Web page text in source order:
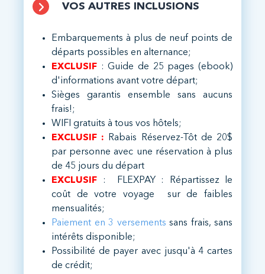
VOS AUTRES INCLUSIONS
Embarquements à plus de neuf points de
départs possibles en alternance;
EXCLUSIF : Guide de 25 pages (ebook)
d'informations avant votre départ;
Sièges garantis ensemble sans aucuns
frais!;
WIFI gratuits à tous vos hôtels;
EXCLUSIF : Rabais Réservez-Tôt de 20$
par personne avec une réservation à plus
de 45 jours du départ
EXCLUSIF
: FLEXPAY : Répartissez le
coût de votre voyage sur de faibles
mensualités;
Paiement en 3 versements sans frais, sans
intérêts disponible;
Possibilité de payer avec jusqu'à 4 cartes
de crédit;